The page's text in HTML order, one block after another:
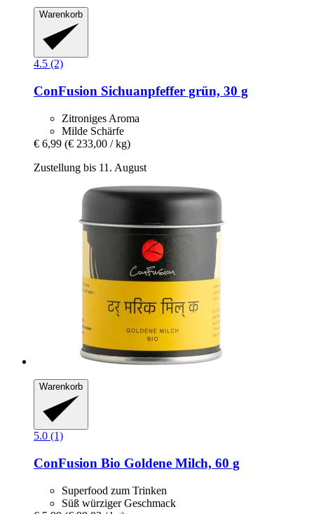
Warenkorb
4.5 (2)
ConFusion Sichuanpfeffer grün, 30 g
Zitroniges Aroma
Milde Schärfe
€ 6,99 (€ 233,00 / kg)
Zustellung bis 11. August
Warenkorb
5.0 (1)
ConFusion Bio Goldene Milch, 60 g
Superfood zum Trinken
Süß würziger Geschmack